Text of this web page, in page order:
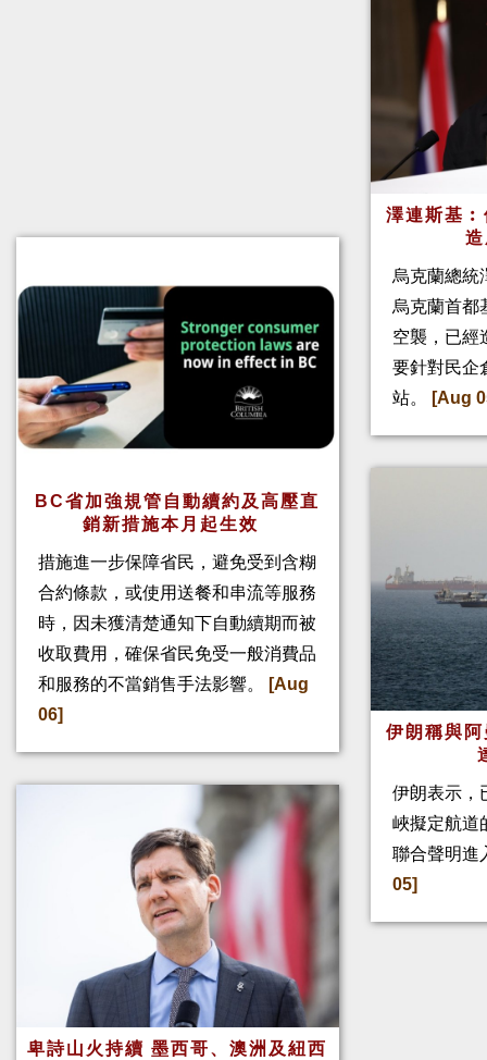
BC省加強規管自動續約及高壓直
銷新措施本月起生效
措施進一步保障省民，避免受到含糊
合約條款，或使用送餐和串流等服務
時，因未獲清楚通知下自動續期而被
收取費用，確保省民免受一般消費品
和服務的不當銷售手法影響。
[Aug
06]
卑詩山火持續 墨西哥、澳洲及紐西
澤連斯基
烏克蘭總統
烏克蘭首都
空襲，已經
要針對民企
站。
[Aug
伊朗稱與
伊朗表示，
峽擬定航道
聯合聲明進
05]